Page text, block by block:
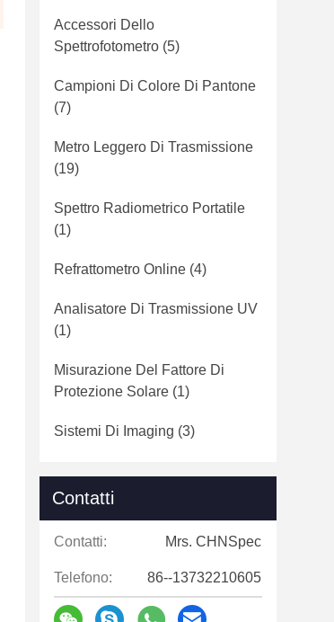
Accessori Dello
Spettrofotometro (5)
Campioni Di Colore Di Pantone
(7)
Metro Leggero Di Trasmissione
(19)
Spettro Radiometrico Portatile
(1)
Refrattometro Online (4)
Analisatore Di Trasmissione UV
(1)
Misurazione Del Fattore Di
Protezione Solare (1)
Sistemi Di Imaging (3)
Contatti
Contatti: Mrs. CHNSpec
Telefono: 86--13732210605